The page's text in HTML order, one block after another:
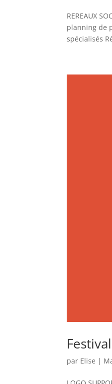
REREAUX
planning de
spécialisés
par Elise |